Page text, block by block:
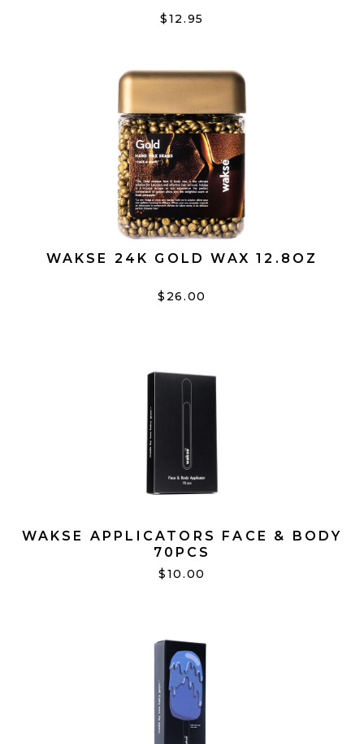
$12.95
WAKSE 24K GOLD WAX 12.8OZ
$26.00
WAKSE APPLICATORS FACE & BODY
70PCS
$10.00